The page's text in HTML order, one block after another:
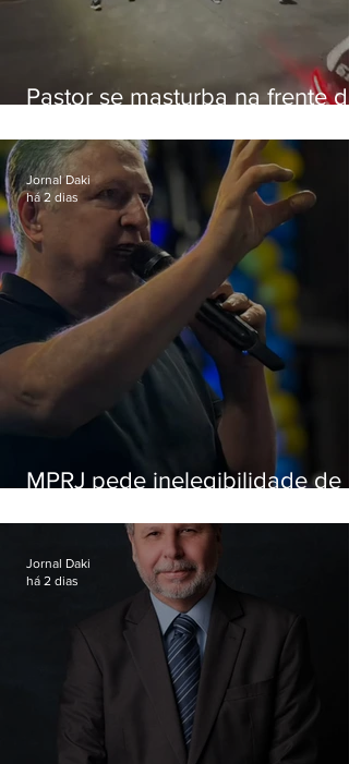
Pastor se masturba na frente de
MPRJ pede inelegibilidade de
Jornal Daki
há 2 dias
Jornal Daki
há 2 dias